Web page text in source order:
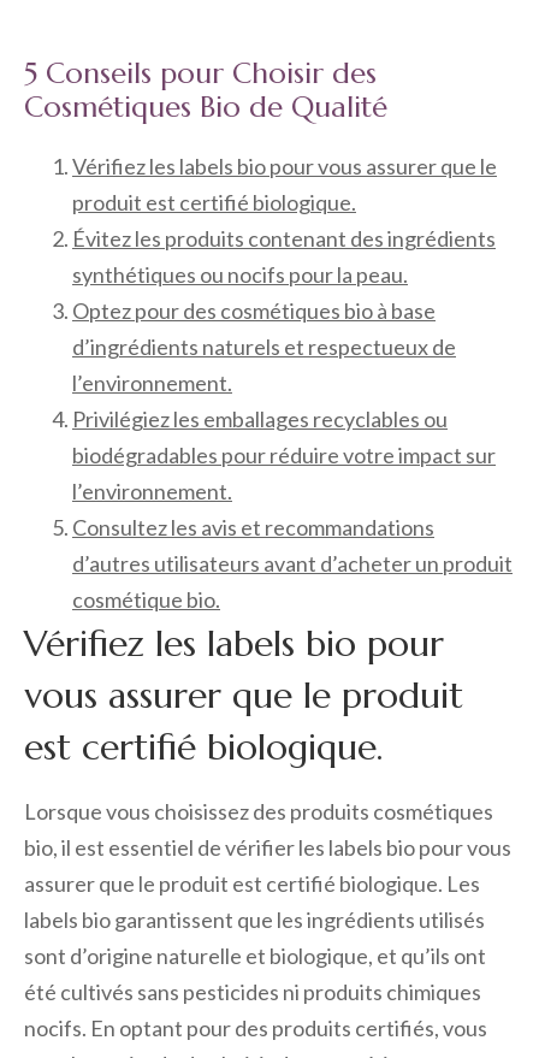
5 Conseils pour Choisir des
Cosmétiques Bio de Qualité
Vérifiez les labels bio pour vous assurer que le
produit est certifié biologique.
Évitez les produits contenant des ingrédients
synthétiques ou nocifs pour la peau.
Optez pour des cosmétiques bio à base
d’ingrédients naturels et respectueux de
l’environnement.
Privilégiez les emballages recyclables ou
biodégradables pour réduire votre impact sur
l’environnement.
Consultez les avis et recommandations
d’autres utilisateurs avant d’acheter un produit
cosmétique bio.
Vérifiez les labels bio pour
vous assurer que le produit
est certifié biologique.
Lorsque vous choisissez des produits cosmétiques
bio, il est essentiel de vérifier les labels bio pour vous
assurer que le produit est certifié biologique. Les
labels bio garantissent que les ingrédients utilisés
sont d’origine naturelle et biologique, et qu’ils ont
été cultivés sans pesticides ni produits chimiques
nocifs. En optant pour des produits certifiés, vous